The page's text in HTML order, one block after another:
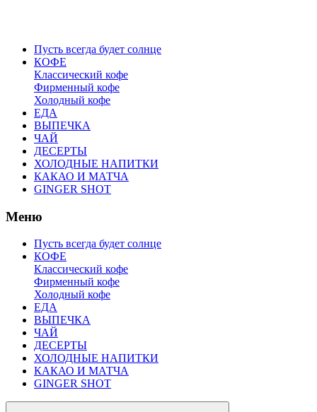
Пусть всегда будет солнце
КОФЕ
Классический кофе
Фирменный кофе
Холодный кофе
ЕДА
ВЫПЕЧКА
ЧАЙ
ДЕСЕРТЫ
ХОЛОДНЫЕ НАПИТКИ
КАКАО И МАТЧА
GINGER SHOT
Меню
Пусть всегда будет солнце
КОФЕ
Классический кофе
Фирменный кофе
Холодный кофе
ЕДА
ВЫПЕЧКА
ЧАЙ
ДЕСЕРТЫ
ХОЛОДНЫЕ НАПИТКИ
КАКАО И МАТЧА
GINGER SHOT